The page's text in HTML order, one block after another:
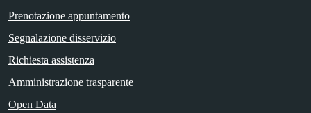
Prenotazione appuntamento
Segnalazione disservizio
Richiesta assistenza
Amministrazione trasparente
Open Data